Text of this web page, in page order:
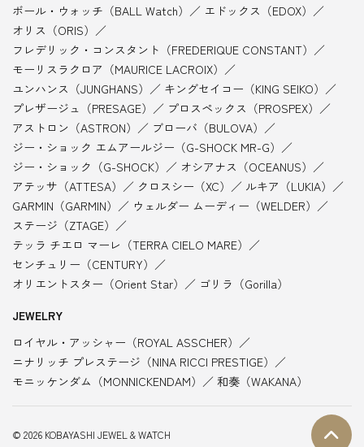
ボール・ウォッチ（BALL Watch）
エドックス（EDOX）
オリス（ORIS）
フレデリック・コンスタント（FREDERIQUE CONSTANT）
モーリスラクロア（MAURICE LACROIX）
ユンハンス（JUNGHANS）
キングセイコー（KING SEIKO）
プレザージュ（PRESAGE）
プロスペックス（PROSPEX）
アストロン（ASTRON）
ブローバ（BULOVA）
ジー・ショック エムアールジー（G-SHOCK MR-G）
ジー・ショック（G-SHOCK）
オシアナス（OCEANUS）
アテッサ（ATTESA）
クロスシー（XC）
ルキア（LUKIA）
GARMIN（GARMIN）
ウェルダー ムーディー（WELDER）
ステージ（ZTAGE）
テッラ チエロ マーレ（TERRA CIELO MARE）
センチュリー（CENTURY）
オリエントスター（Orient Star）
ゴリラ（Gorilla）
JEWELRY
ロイヤル・アッシャー（ROYAL ASSCHER）
ニナリッチ プレステージ（NINA RICCI PRESTIGE）
モニッケンダム（MONNICKENDAM）
和奏（WAKANA）
© 2026 KOBAYASHI JEWEL & WATCH